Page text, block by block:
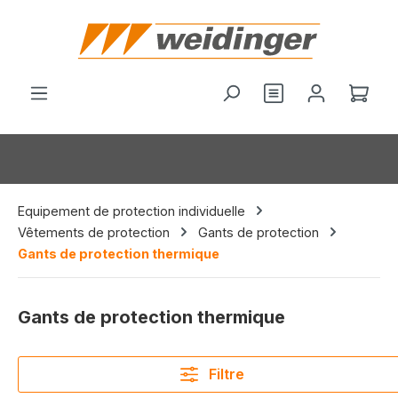
principal
Le
Equipement de protection individuelle
Vêtements de protection
Gants de protection
Gants de protection thermique
Gants de protection thermique
Filtre